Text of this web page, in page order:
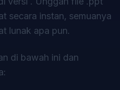
secara instan, semuanya
lunak apa pun.
di bawah ini dan